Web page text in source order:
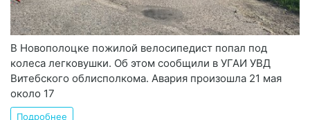
В Новополоцке пожилой велосипедист попал под
колеса легковушки. Об этом сообщили в УГАИ УВД
Витебского облисполкома. Авария произошла 21 мая
около 17
Подробнее